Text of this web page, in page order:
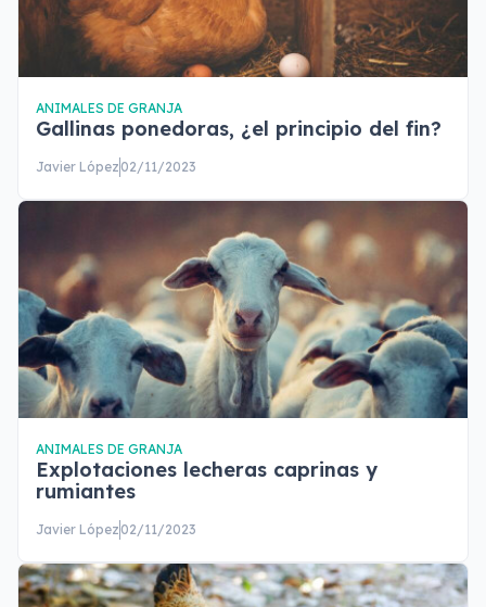
ANIMALES DE GRANJA
Gallinas ponedoras, ¿el principio del fin?
Javier López 02/11/2023
ANIMALES DE GRANJA
Explotaciones lecheras caprinas y
rumiantes
Javier López 02/11/2023